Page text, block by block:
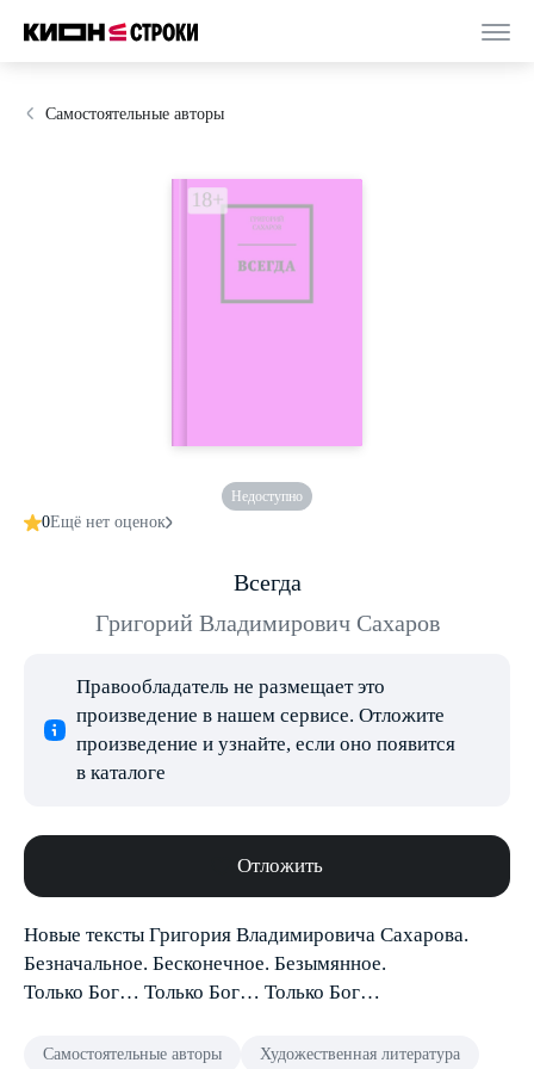
Самостоятельные авторы
Недоступно
0Ещё нет оценок
Всегда
Григорий Владимирович Сахаров
Правообладатель не размещает это
произведение в нашем сервисе. Отложите
произведение и узнайте, если оно появится
в каталоге
Отложить
Новые тексты Григория Владимировича Сахарова.
Безначальное. Бесконечное. Безымянное.
Только Бог… Только Бог… Только Бог…
Самостоятельные авторы Художественная литература